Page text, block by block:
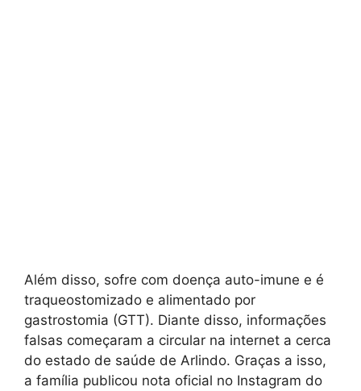
Além disso, sofre com doença auto-imune e é
traqueostomizado e alimentado por
gastrostomia (GTT). Diante disso, informações
falsas começaram a circular na internet a cerca
do estado de saúde de Arlindo. Graças a isso,
a família publicou nota oficial no Instagram do